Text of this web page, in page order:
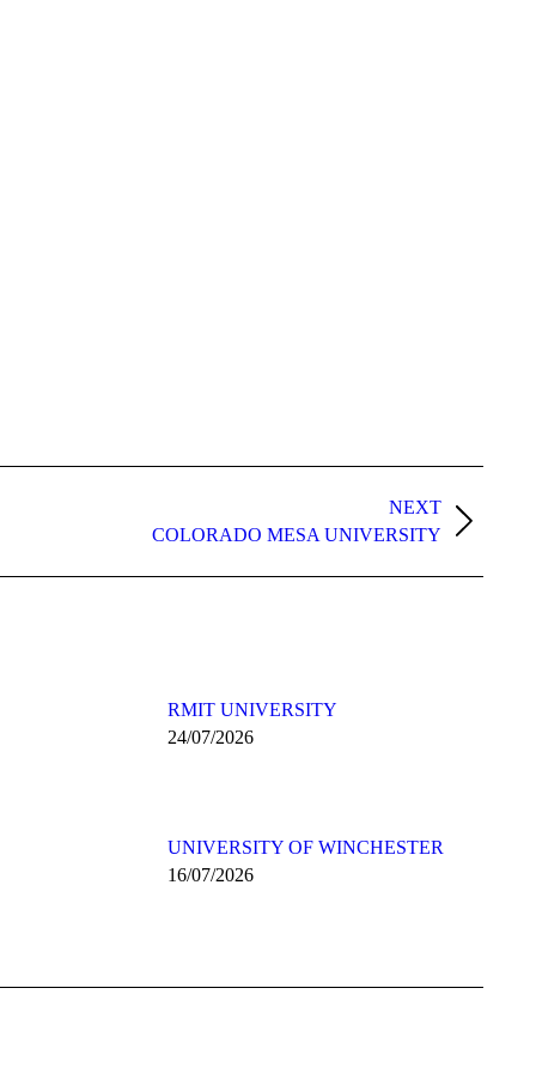
NEXT
COLORADO MESA UNIVERSITY
RMIT UNIVERSITY
24/07/2026
UNIVERSITY OF WINCHESTER
16/07/2026